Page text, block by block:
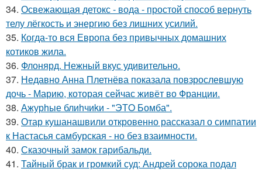
34. Освежающая детокс - вода - простой способ вернуть
телу лёгкость и энергию без лишних усилий.
35. Когда-то вся Европа без привычных домашних
котиков жила.
36. Флонярд. Нежный вкус удивительно.
37. Недавно Анна Плетнёва показала повзрослевшую
дочь - Марию, которая сейчас живёт во Франции.
38. Ажурhые блиhчиkи - "ЭТO Бомба".
39. Отар кушанашвили откровенно рассказал о симпатии
к Настасья самбурская - но без взаимности.
40. Сказочный замок гарибальди.
41. Тайный брак и громкий суд: Андрей сорока подал